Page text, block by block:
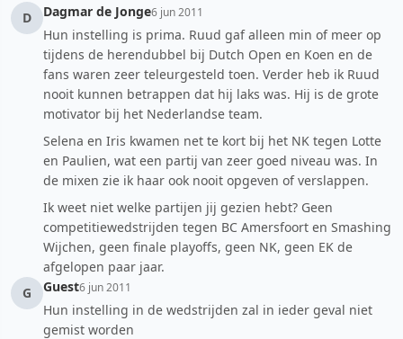
D
Dagmar de Jonge6 jun 2011
Hun instelling is prima. Ruud gaf alleen min of meer op
tijdens de herendubbel bij Dutch Open en Koen en de
fans waren zeer teleurgesteld toen. Verder heb ik Ruud
nooit kunnen betrappen dat hij laks was. Hij is de grote
motivator bij het Nederlandse team.
Selena en Iris kwamen net te kort bij het NK tegen Lotte
en Paulien, wat een partij van zeer goed niveau was. In
de mixen zie ik haar ook nooit opgeven of verslappen.
Ik weet niet welke partijen jij gezien hebt? Geen
competitiewedstrijden tegen BC Amersfoort en Smashing
Wijchen, geen finale playoffs, geen NK, geen EK de
afgelopen paar jaar.
G
Guest6 jun 2011
Hun instelling in de wedstrijden zal in ieder geval niet
gemist worden